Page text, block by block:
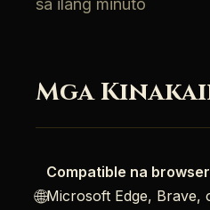
sa ilang minuto
Mga
🌐
Compatible na
Microsoft Edge, Brave,